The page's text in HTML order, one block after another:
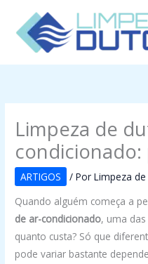
para
Limpeza de
condicionado:
ARTIGOS / PorLimpeza
Quando alguém começa a
de ar-condicionado, uma
quanto custa? Só que
pode variar bastante